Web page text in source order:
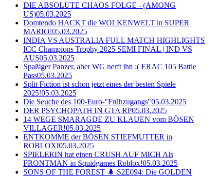
DIE ABSOLUTE CHAOS FOLGE - (AMONG
US)05.03.2025
Domtendo HACKT die WOLKENWELT in SUPER
MARIO!05.03.2025
INDIA VS AUSTRALIA FULL MATCH HIGHLIGHTS
ICC Champions Trophy 2025 SEMI FINAL | IND VS
AUS05.03.2025
Spaßiger Panzer, aber WG nerft ihn :( ERAC 105 Battle
Pass05.03.2025
Split Fiction ist schon jetzt eines der besten Spiele
2025!05.03.2025
Die Seuche des 100-Euro-"Frühzugangs"05.03.2025
DER PSYCHOPATH IN GTA RP05.03.2025
14 WEGE SMARAGDE ZU KLAUEN vom BÖSEN
VILLAGER!05.03.2025
ENTKOMME der BÖSEN STIEFMUTTER in
ROBLOX!05.03.2025
SPIELERIN hat einen CRUSH AUF MICH Als
FRONTMAN in Squidgames Roblox!05.03.2025
SONS OF THE FOREST 🌲 S2E094: Die GOLDEN